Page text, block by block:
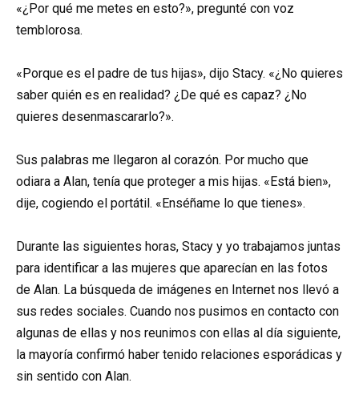
«¿Por qué me metes en esto?», pregunté con voz
temblorosa.
«Porque es el padre de tus hijas», dijo Stacy. «¿No quieres
saber quién es en realidad? ¿De qué es capaz? ¿No
quieres desenmascararlo?».
Sus palabras me llegaron al corazón. Por mucho que
odiara a Alan, tenía que proteger a mis hijas. «Está bien»,
dije, cogiendo el portátil. «Enséñame lo que tienes».
Durante las siguientes horas, Stacy y yo trabajamos juntas
para identificar a las mujeres que aparecían en las fotos
de Alan. La búsqueda de imágenes en Internet nos llevó a
sus redes sociales. Cuando nos pusimos en contacto con
algunas de ellas y nos reunimos con ellas al día siguiente,
la mayoría confirmó haber tenido relaciones esporádicas y
sin sentido con Alan.